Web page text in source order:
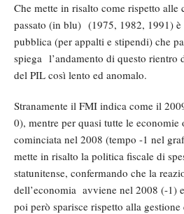
Che mette in risalto come rispetto
passato (in blu) (1975, 1982, 1991) è
pubblica (per appalti e stipendi) che
spiega l’andamento di questo rientro
del PIL così lento ed anomalo.
Stranamente il FMI indica come il
0), mentre per quasi tutte le
cominciata nel 2008 (tempo -1 nel
mette in risalto la politica fiscale di
statunitense, confermando che la
dell’economia avviene nel 2008 (-1)
poi però sparisce rispetto alla